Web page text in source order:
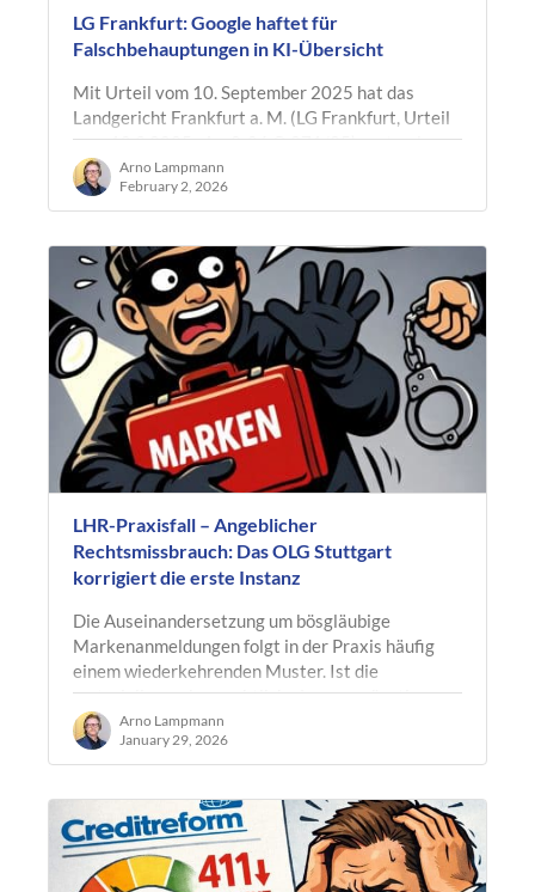
LG Frankfurt: Google haftet für
Falschbehauptungen in KI-Übersicht
Mit Urteil vom 10. September 2025 hat das
Landgericht Frankfurt a. M. (LG Frankfurt, Urteil
vom 10.9.2025 , Az. 2-06 O 271/25) erstmals zur
rechtlichen Einordnung von…
Arno Lampmann
February 2, 2026
LHR-Praxisfall – Angeblicher
Rechtsmissbrauch: Das OLG Stuttgart
korrigiert die erste Instanz
Die Auseinandersetzung um bösgläubige
Markenanmeldungen folgt in der Praxis häufig
einem wiederkehrenden Muster. Ist die
materielle markenrechtliche Lage ungünstig,
wird…Arno Lampmann
January 29, 2026